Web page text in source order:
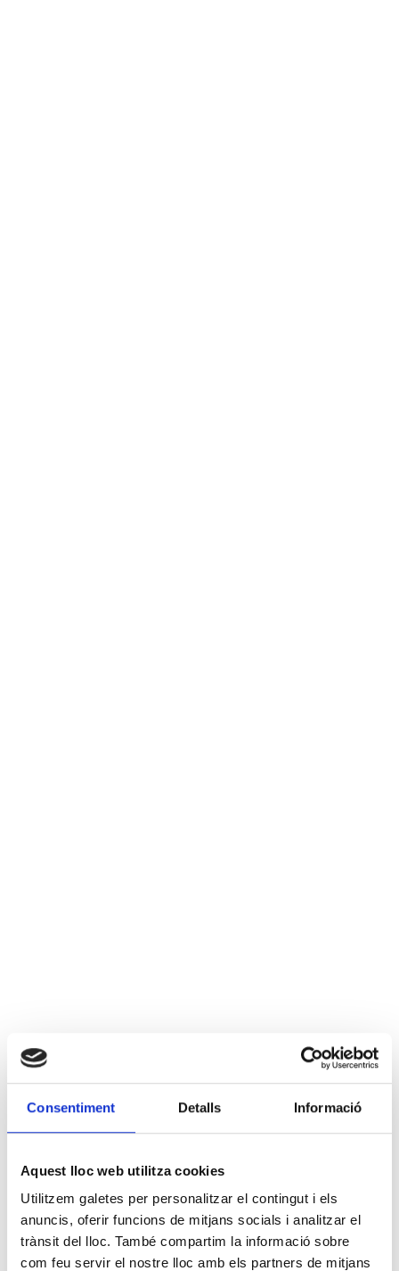
Consentiment Detalls Informació
Aquest lloc web utilitza cookies
Utilitzem galetes per personalitzar el contingut i els
anuncis, oferir funcions de mitjans socials i analitzar el
trànsit del lloc. També compartim la informació sobre
com feu servir el nostre lloc amb els partners de mitjans